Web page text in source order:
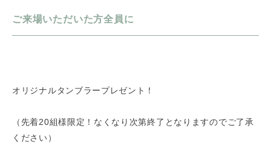
ご来場いただいた方全員に
オリジナルタンブラープレゼント！
（先着20組様限定！なくなり次第終了となりますのでご了承
ください）